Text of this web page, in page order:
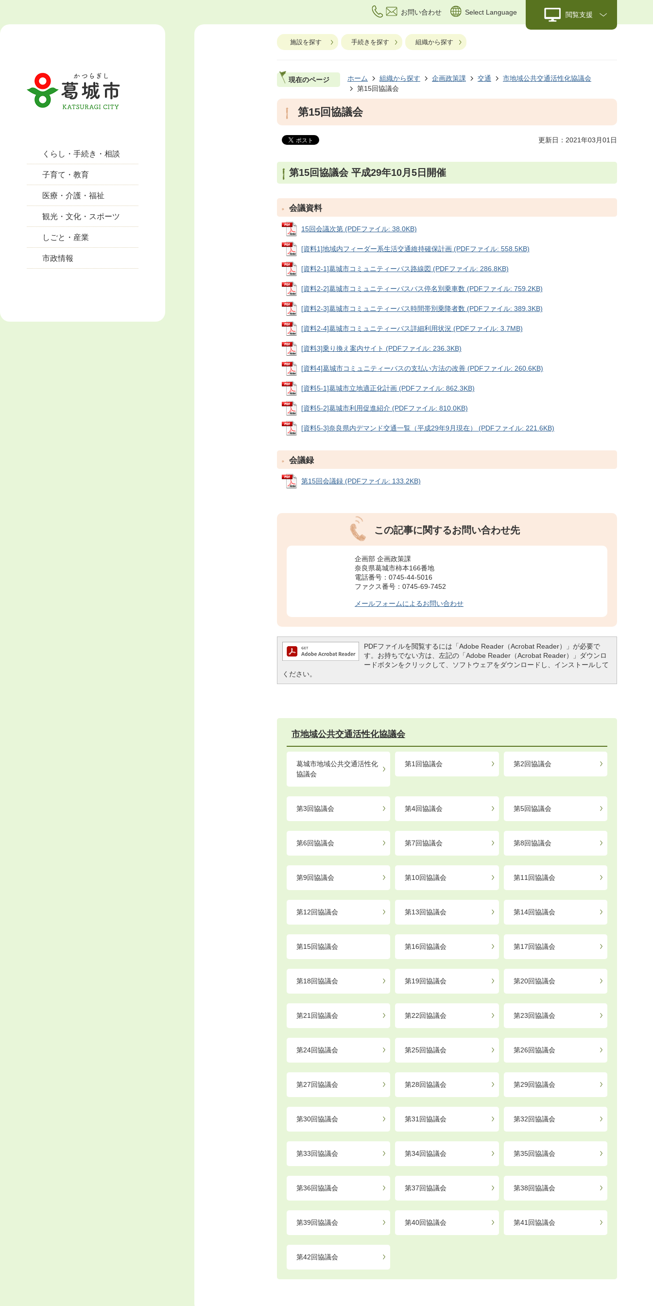
お問い合わせ Select Language 閲覧支援
くらし・手続き・相談
子育て・教育
医療・介護・福祉
観光・文化・スポーツ
しごと・産業
市政情報
施設を探す 手続きを探す 組織から探す
現在のページ ホーム 組織から探す 企画政策課 交通
市地域公共交通活性化協議会
第15回協議会
第15回協議会
更新日：2021年03月01日
第15回協議会 平成29年10月5日開催
会議資料
15回会議次第 (PDFファイル: 38.0KB)
[資料1]地域内フィーダー系生活交通維持確保計画 (PDFファイル: 558.5KB)
[資料2-1]葛城市コミュニティーバス路線図 (PDFファイル: 286.8KB)
[資料2-2]葛城市コミュニティーバスバス停名別乗車数 (PDFファイル: 759.2KB)
[資料2-3]葛城市コミュニティーバス時間帯別乗降者数 (PDFファイル: 389.3KB)
[資料2-4]葛城市コミュニティーバス詳細利用状況 (PDFファイル: 3.7MB)
[資料3]乗り換え案内サイト (PDFファイル: 236.3KB)
[資料4]葛城市コミュニティーバスの支払い方法の改善 (PDFファイル: 260.6KB)
[資料5-1]葛城市立地適正化計画 (PDFファイル: 862.3KB)
[資料5-2]葛城市利用促進紹介 (PDFファイル: 810.0KB)
[資料5-3]奈良県内デマンド交通一覧（平成29年9月現在） (PDFファイル: 221.6KB)
会議録
第15回会議録 (PDFファイル: 133.2KB)
この記事に関するお問い合わせ先
企画部 企画政策課
奈良県葛城市柿本166番地
電話番号：0745-44-5016
ファクス番号：0745-69-7452
メールフォームによるお問い合わせ
PDFファイルを閲覧するには「Adobe Reader（Acrobat Reader）」が必要で
す。お持ちでない方は、左記の「Adobe Reader（Acrobat Reader）」ダウンロ
ードボタンをクリックして、ソフトウェアをダウンロードし、インストールして
ください。
市地域公共交通活性化協議会
葛城市地域公共交通活性化
協議会
第1回協議会 第2回協議会
第3回協議会 第4回協議会 第5回協議会
第6回協議会 第7回協議会 第8回協議会
第9回協議会 第10回協議会 第11回協議会
第12回協議会 第13回協議会 第14回協議会
第15回協議会 第16回協議会 第17回協議会
第18回協議会 第19回協議会 第20回協議会
第21回協議会 第22回協議会 第23回協議会
第24回協議会 第25回協議会 第26回協議会
第27回協議会 第28回協議会 第29回協議会
第30回協議会 第31回協議会 第32回協議会
第33回協議会 第34回協議会 第35回協議会
第36回協議会 第37回協議会 第38回協議会
第39回協議会 第40回協議会 第41回協議会
第42回協議会